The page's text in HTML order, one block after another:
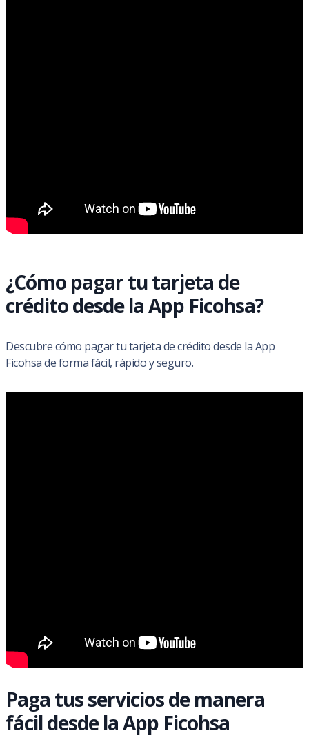
¿Cómo pagar tu tarjeta de
crédito desde la App Ficohsa?
Descubre cómo pagar tu tarjeta de crédito desde la App
Ficohsa de forma fácil, rápido y seguro.
Paga tus servicios de manera
fácil desde la App Ficohsa